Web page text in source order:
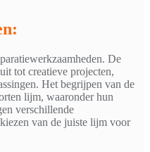
De
tot creatieve projecten,
Het begrijpen van de
lijm, waaronder hun
verschillende
van de juiste lijm voor